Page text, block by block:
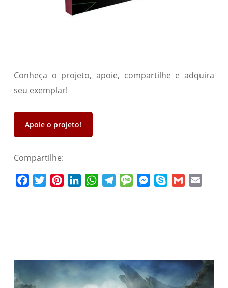
Conheça o projeto, apoie, compartilhe e adquira
seu exemplar!
Apoie o projeto!
Compartilhe:
FacebookTwitterPinterestLinkedInWhatsAppTelegramMessageMessenger
Skype Gmail